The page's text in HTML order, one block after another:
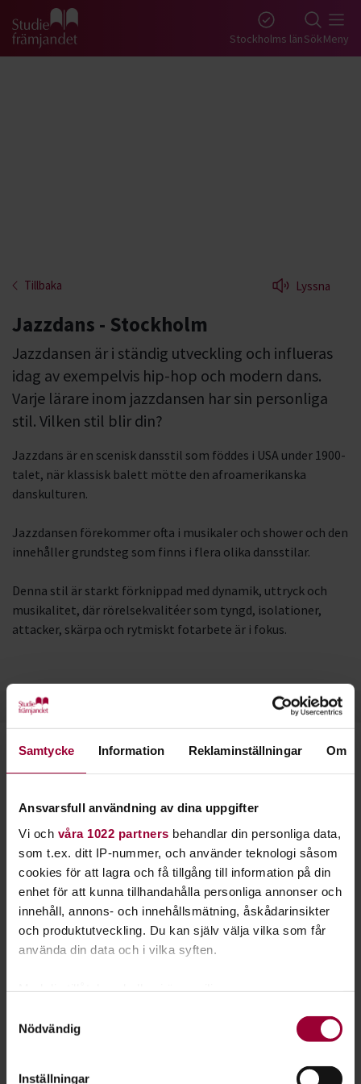
Samtycke Information Reklaminställningar Om
Ansvarsfull användning av dina uppgifter
Vi och våra 1022 partners behandlar din personliga data,
som t.ex. ditt IP-nummer, och använder teknologi såsom
cookies för att lagra och få tillgång till information på din
enhet för att kunna tillhandahålla personliga annonser och
innehåll, annons- och innehållsmätning, åskådarinsikter
och produktutveckling. Du kan själv välja vilka som får
använda din data och i vilka syften.
som kan ha en noggrannhet på upp till flera meter
Nödvändig
Inställningar
Gå till studiefrämjandets startsida Stockholms länSökMeny
Tillbaka Lyssna
Jazzdans - Stockholm
Jazzdansen är i ständig utveckling och influeras
idag av exempelvis hip-hop och modern dans.
Varje lärare inom jazzdansen har sin personliga
stil. Vilken stil blir din?
Jazzdans är en scenisk dansstil som föddes i USA under 1900-
talet, när klassisk balett mötte den afroamerikanska
danskulturen.
Jazzdansen förekommer ofta i musikaler och shower och den
innehåller grundsteg som finns i flera olika dansstilar.
Denna stil är starkt förknippad med dynamik, uttryck och
musikalitet, där rörelsekvalitéer som tyngd, isolationer,
attacker, skärpa och rytmiskt fotarbete är i fokus.
Starta en studiecirkel!
studiecirkel hos Studiefrämjandet.
Läs mer om att starta studiecirkel
Nästa steg
Se våra kurser, evenemang och studiecirklar inom